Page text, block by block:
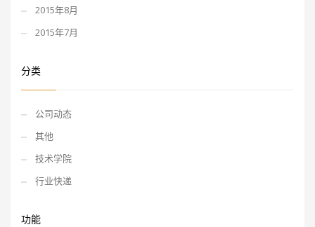
2015年8月
2015年7月
分类
公司动态
其他
技术学院
行业快递
功能